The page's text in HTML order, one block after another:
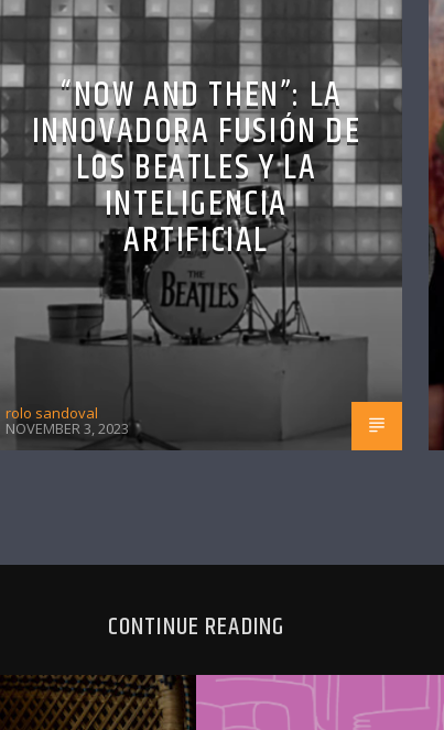
“NOW AND THEN”: LA
INNOVADORA FUSIÓN DE
LOS BEATLES Y LA
INTELIGENCIA
ARTIFICIAL
rolo sandoval
NOVEMBER 3, 2023
CONTINUE READING